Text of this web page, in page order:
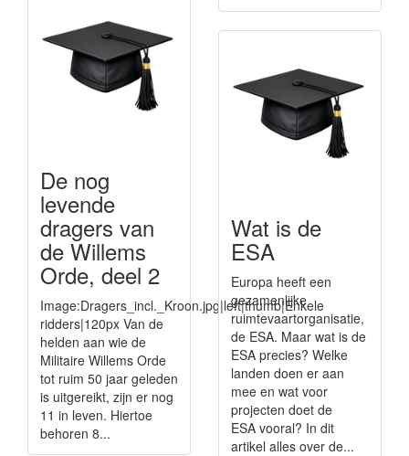
De nog
levende
dragers van
de Willems
Orde, deel 2
Image:Dragers_incl._Kroon.jpg|left|thumb|Enkele
ridders|120px Van de
helden aan wie de
Militaire Willems Orde
tot ruim 50 jaar geleden
is uitgereikt, zijn er nog
11 in leven. Hiertoe
behoren 8...
Wat is de
ESA
Europa heeft een
gezamenlijke
ruimtevaartorganisatie,
de ESA. Maar wat is de
ESA precies? Welke
landen doen er aan
mee en wat voor
projecten doet de
ESA vooral? In dit
artikel alles over de...